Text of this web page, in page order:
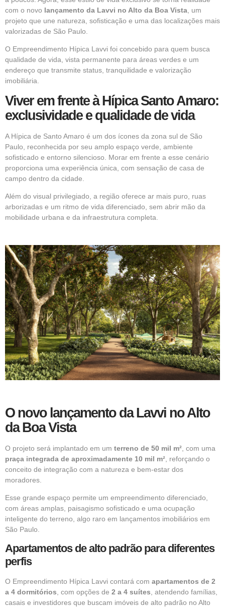
com o novo lançamento da Lavvi no Alto da Boa Vista , um
projeto que une natureza, sofisticação e uma das localizações mais
valorizadas de São Paulo.
O Empreendimento Hípica Lavvi foi concebido para quem busca
qualidade de vida, vista permanente para áreas verdes e um
endereço que transmite status, tranquilidade e valorização
imobiliária.
Viver em frente à Hípica Santo Amaro:
exclusividade e qualidade de vida
A Hípica de Santo Amaro é um dos ícones da zona sul de São
Paulo, reconhecida por seu amplo espaço verde, ambiente
sofisticado e entorno silencioso. Morar em frente a esse cenário
proporciona uma experiência única, com sensação de casa de
campo dentro da cidade.
Além do visual privilegiado, a região oferece ar mais puro, ruas
arborizadas e um ritmo de vida diferenciado, sem abrir mão da
mobilidade urbana e da infraestrutura completa.
O novo lançamento da Lavvi no Alto
da Boa Vista
O projeto será implantado em um terreno de 50 mil m² , com uma
praça integrada de aproximadamente 10 mil m² , reforçando o
conceito de integração com a natureza e bem-estar dos
moradores.
Esse grande espaço permite um empreendimento diferenciado,
com áreas amplas, paisagismo sofisticado e uma ocupação
inteligente do terreno, algo raro em lançamentos imobiliários em
São Paulo.
Apartamentos de alto padrão para diferentes
perfis
O Empreendimento Hípica Lavvi contará com apartamentos de 2
a 4 dormitórios, com opções de 2 a 4 suítes, atendendo famílias,
casais e investidores que buscam imóveis de alto padrão no Alto